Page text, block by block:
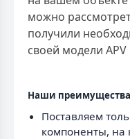
можно
получили
своей модели
Наши преимущества
Поставляем
компоненты, на